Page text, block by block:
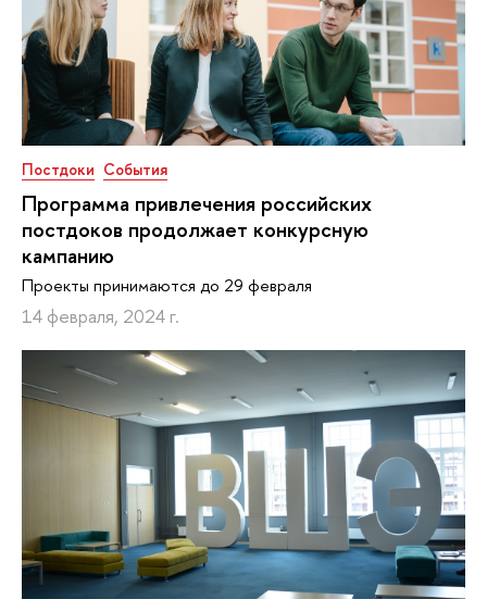
Постдоки События
Программа привлечения российских
постдоков продолжает конкурсную
кампанию
Проекты принимаются до 29 февраля
14 февраля, 2024 г.